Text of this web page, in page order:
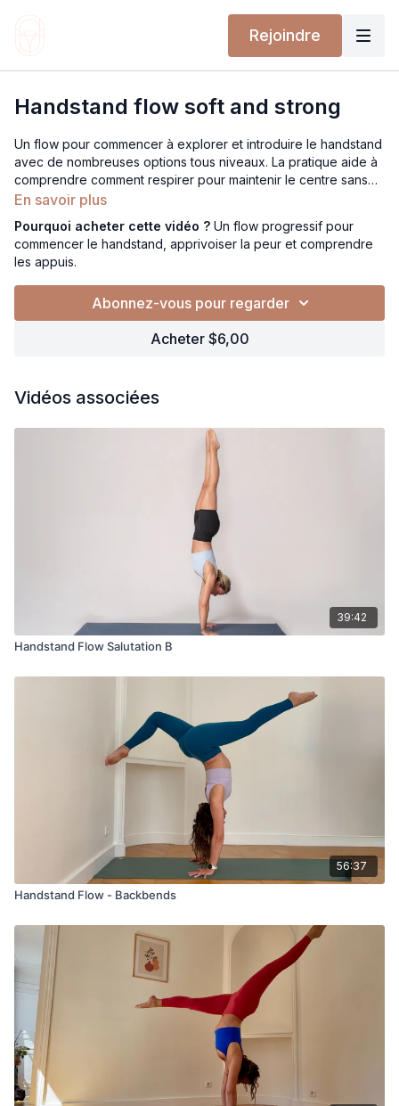
Rejoindre
Handstand flow soft and strong
Un flow pour commencer à explorer et introduire le handstand
avec de nombreuses options tous niveaux. La pratique aide à
comprendre comment respirer pour maintenir le centre sans
forcer, trouver de la stabilité et construire de la force avec
inversions tout en gardant le mantra de la séance : soft and
strong.
En savoir plus
Pourquoi acheter cette vidéo ? Un flow progressif pour
commencer le handstand, apprivoiser la peur et comprendre
les appuis.
Abonnez-vous pour regarder
Acheter $6,00
Vidéos associées
39:42
Handstand Flow Salutation B
56:37
Handstand Flow - Backbends